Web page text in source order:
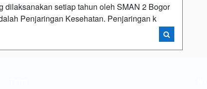
setiap tahun oleh SMAN 2 Bogor
Penjaringan Kesehatan. Penjaringan k